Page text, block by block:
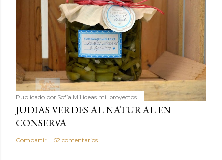
Publicado por Sofía Mil ideas mil proyectos
JUDIAS VERDES AL NATURAL EN
CONSERVA
Compartir 52 comentarios